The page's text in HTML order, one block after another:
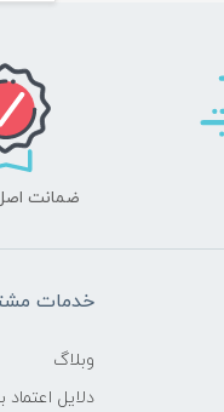
ضمانت
خدمات
وبلاگ
دلایل اعتماد